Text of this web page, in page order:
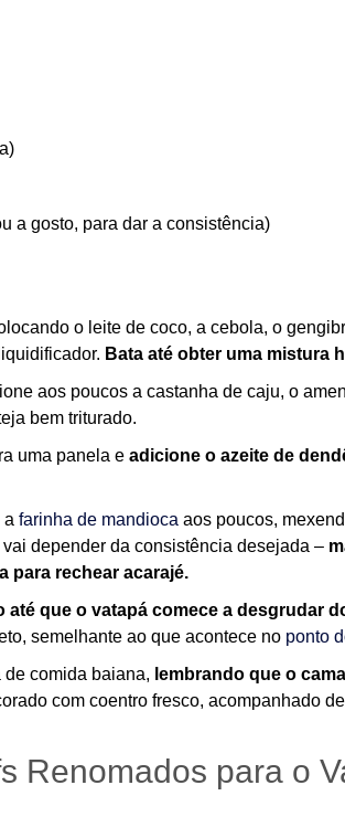
a gosto, para dar a consistência)
o leite de coco, a cebola, o
Bata até obter uma mistura
aos poucos a castanha de caju, o
bem triturado.
uma panela e adicione o azeite de
a farinha de mandioca aos poucos,
depender da consistência desejada –
para rechear acarajé.
até que o vatapá comece a desgrudar
semelhante ao que acontece no ponto
de comida baiana, lembrando que o
com coentro fresco, acompanhado
Renomados para o